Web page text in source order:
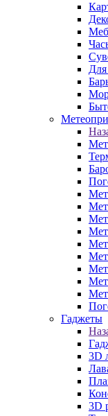
Для
Гаджеты
3D
3D